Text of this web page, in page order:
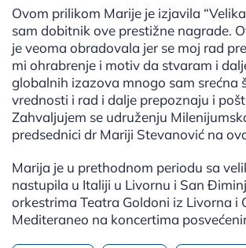
Ovom prilikom Marije je izjavila
sam dobitnik ove prestižne nagrade.
je veoma obradovala jer se moj rad
mi ohrabrenje i motiv da stvaram i
globalnih izazova mnogo sam srećna
vrednosti i rad i dalje prepoznaju i
Zahvaljujem se udruženju
predsednici dr Mariji Stevanović na
Marija je u prethodnom periodu sa
nastupila u Italiji u Livornu i San
orkestrima Teatra Goldoni iz Livorna i
Mediteraneo na koncertima